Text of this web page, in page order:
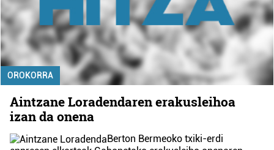
OROKORRA
Aintzane Loradendaren erakusleihoa
izan da onena
Berton Bermeoko txiki-erdi